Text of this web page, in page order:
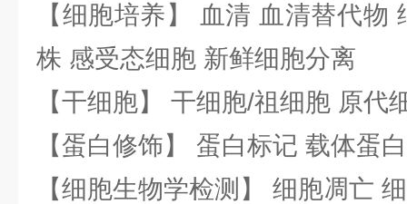
【细胞培养】 血清 血清替代物
株 感受态细胞 新鲜细胞分离
【干细胞】 干细胞/祖细胞 原代
【蛋白修饰】 蛋白标记 载体蛋
【细胞生物学检测】 细胞凋亡